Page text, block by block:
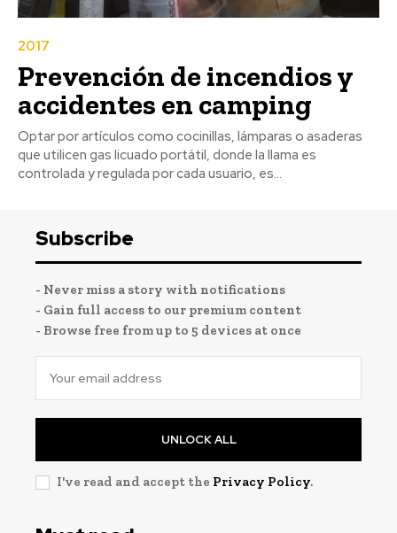
2017
Prevención de incendios y
accidentes en camping
Optar por artículos como cocinillas, lámparas o asaderas
que utilicen gas licuado portátil, donde la llama es
controlada y regulada por cada usuario, es...
Subscribe
- Never miss a story with notifications
- Gain full access to our premium content
- Browse free from up to 5 devices at once
UNLOCK ALL
I've read and accept the Privacy Policy.